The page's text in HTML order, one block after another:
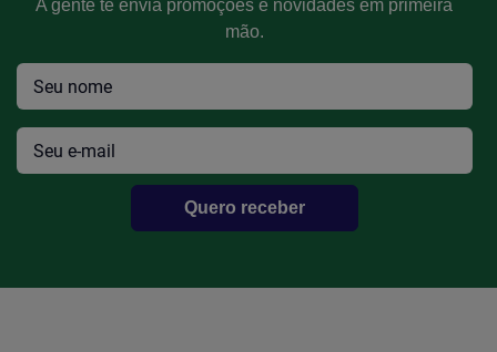
A gente te envia promoções e novidades em primeira
mão.
Quero receber